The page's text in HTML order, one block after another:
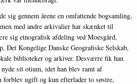
sig gennem årene en omfattende bogsamling,
med andre arkivalier har skænket til
sig etnografisk afdeling ved Moesgård,
Det Kongelige Danske Geografiske Selskab,
biblioteker og arkiver. Desværre fik han
sit otium, idet han blev ramt af
forblev ugift og kun efterlader to søstre,